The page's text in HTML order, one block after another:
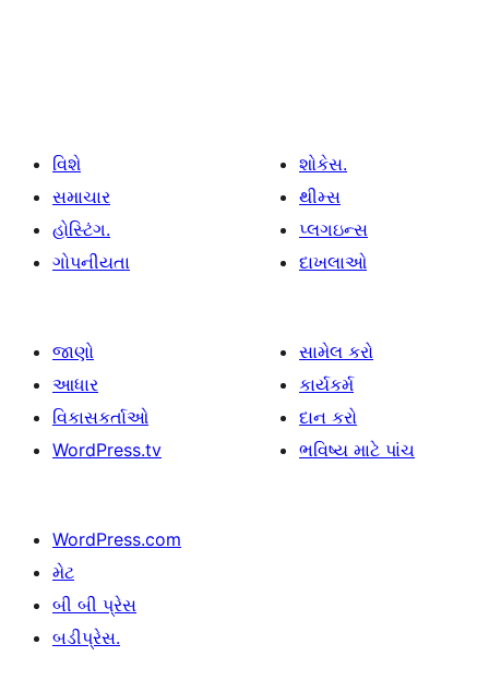
વિશે
સમાચાર
હોસ્ટિંગ.
ગોપનીયતા
શોકેસ.
થીમ્સ
પ્લગઇન્સ
દાખલાઓ
જાણો
આધાર
વિકાસકર્તાઓ
WordPress.tv
સામેલ કરો
કાર્યકર્મ
દાન કરો
ભવિષ્ય માટે પાંચ
WordPress.com
મેટ
બી બી પ્રેસ
બડીપ્રેસ.